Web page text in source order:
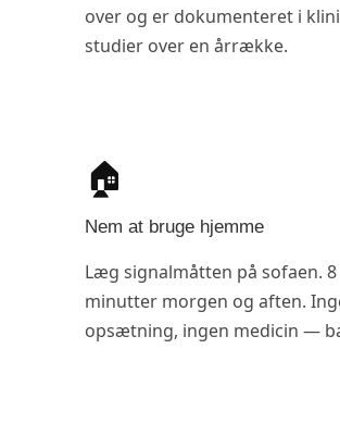
over og er dokumenteret i
studier over en årrække.
🏠
Nem at bruge hjemme
Læg signalmåtten på sofaen. 8
minutter morgen og aften.
opsætning, ingen medicin —